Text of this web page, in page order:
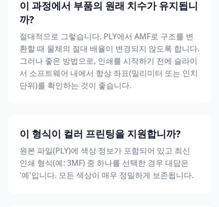
이 과정에서 부품의 원래 치수가 유지됩니
까?
절대적으로 그렇습니다. PLY에서 AMF로 구조를 변
환할 때 물체의 절대 배율이 변경되지 않도록 합니다.
그러나 좋은 방법으로, 인쇄를 시작하기 전에 슬라이
서 소프트웨어 내에서 항상 좌표(밀리미터 또는 인치
단위)를 확인하는 것이 좋습니다.
이 형식이 컬러 프린팅을 지원합니까?
원본 파일(PLY)에 색상 정보가 포함되어 있고 최신
인쇄 형식(예: 3MF) 중 하나를 선택한 경우 대답은
'예'입니다. 모든 색상이 매우 정밀하게 보존됩니다.